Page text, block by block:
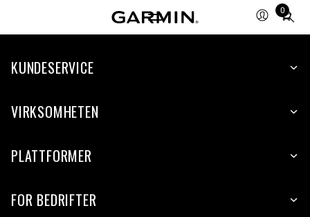
0
Total
KUNDESERVICE
VIRKSOMHETEN
PLATTFORMER
FOR BEDRIFTER